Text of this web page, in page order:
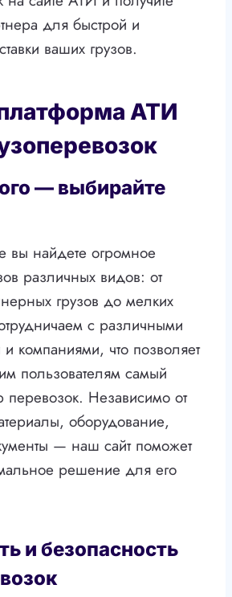
для быстрой и
ваших грузов.
АТИ
— выбирайте
вы найдете огромное
различных видов: от
грузов до мелких
с различными
компаниями, что позволяет
пользователям самый
Независимо от
оборудование,
— наш сайт поможет
решение для его
и безопасность